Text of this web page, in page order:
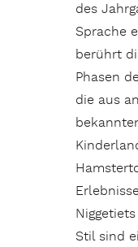
des
Sprache
berührt
Phasen
die aus
Stil sind